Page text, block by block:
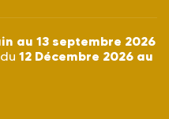
au 13 septembre 2026
12 Décembre 2026 au